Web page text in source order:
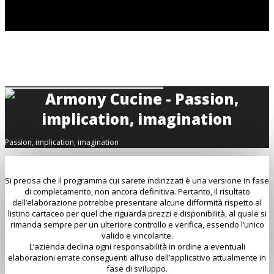
Passion, implication, imagination
Si precisa che il programma cui sarete indirizzati è una versione in fase
di completamento, non ancora definitiva. Pertanto, il risultato
dell’elaborazione potrebbe presentare alcune difformità rispetto al
listino cartaceo per quel che riguarda prezzi e disponibilità, al quale si
rimanda sempre per un ulteriore controllo e verifica, essendo l’unico
valido e vincolante.
L’azienda declina ogni responsabilità in ordine a eventuali
elaborazioni errate conseguenti all’uso dell’applicativo attualmente in
fase di sviluppo.